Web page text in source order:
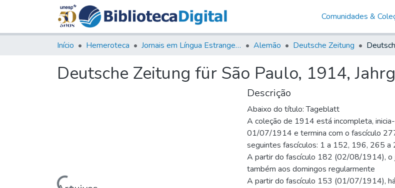
Comunidades &
Início Hemeroteca Jornais em Língua Estrangeira Alemão Deutsche Zeitung
Deutsche Zeitung für São Paulo, 1914,
Descrição
Abaixo do título: Tageblatt
A coleção de 1914 está incompleta,
01/07/1914 e termina com o fascículo
seguintes fascículos: 1 a 152, 196, 265
A partir do fascículo 182 (02/08/1914), o
também aos domingos regularmente
A partir do fascículo 153 (01/07/1914),